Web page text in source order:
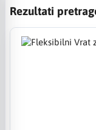
Rezultati